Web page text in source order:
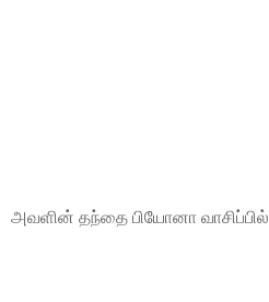
அவளின் தந்தை பியோனா வாசிப்பில்